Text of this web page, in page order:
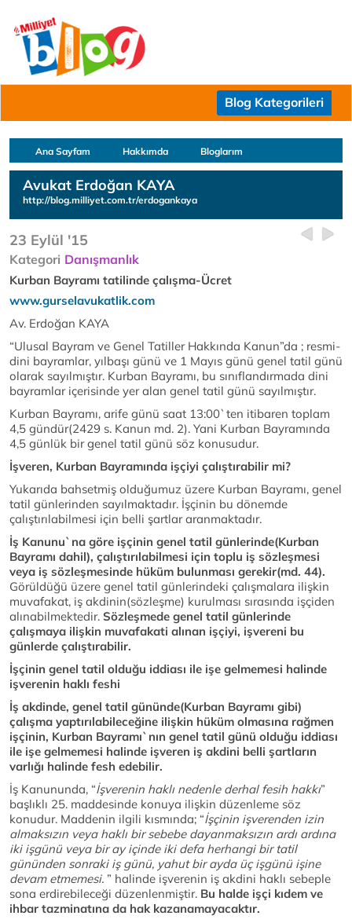
Blog Kategorileri
Ana Sayfam Hakkımda Bloglarım
Avukat Erdoğan KAYA
http://blog.milliyet.com.tr/erdogankaya
23 Eylül '15
Kategori Danışmanlık
Kurban Bayramı tatilinde çalışma-Ücret
www.gurselavukatlik.com
Av. Erdoğan KAYA
“Ulusal Bayram ve Genel Tatiller Hakkında Kanun”da ; resmi-
dini bayramlar, yılbaşı günü ve 1 Mayıs günü genel tatil günü
olarak sayılmıştır. Kurban Bayramı, bu sınıflandırmada dini
bayramlar içerisinde yer alan genel tatil günü sayılmıştır.
Kurban Bayramı, arife günü saat 13:00`ten itibaren toplam
4,5 gündür(2429 s. Kanun md. 2). Yani Kurban Bayramında
4,5 günlük bir genel tatil günü söz konusudur.
İşveren, Kurban Bayramında işçiyi çalıştırabilir mi?
Yukarıda bahsetmiş olduğumuz üzere Kurban Bayramı, genel
tatil günlerinden sayılmaktadır. İşçinin bu dönemde
çalıştırılabilmesi için belli şartlar aranmaktadır.
İş Kanunu`na göre işçinin genel tatil günlerinde(Kurban
Bayramı dahil), çalıştırılabilmesi için toplu iş sözleşmesi
veya iş sözleşmesinde hüküm bulunması gerekir(md. 44).
Görüldüğü üzere genel tatil günlerindeki çalışmalara ilişkin
muvafakat, iş akdinin(sözleşme) kurulması sırasında işçiden
alınabilmektedir. Sözleşmede genel tatil günlerinde
çalışmaya ilişkin muvafakati alınan işçiyi, işvereni bu
günlerde çalıştırabilir.
İşçinin genel tatil olduğu iddiası ile işe gelmemesi halinde
işverenin haklı feshi
İş akdinde, genel tatil gününde(Kurban Bayramı gibi)
çalışma yaptırılabileceğine ilişkin hüküm olmasına rağmen
işçinin, Kurban Bayramı`nın genel tatil günü olduğu iddiası
ile işe gelmemesi halinde işveren iş akdini belli şartların
varlığı halinde fesh edebilir.
İş Kanununda, “İşverenin haklı nedenle derhal fesih hakkı”
başlıklı 25. maddesinde konuya ilişkin düzenleme söz
konudur. Maddenin ilgili kısmında; “İşçinin işverenden izin
almaksızın veya haklı bir sebebe dayanmaksızın ardı ardına
iki işgünü veya bir ay içinde iki defa herhangi bir tatil
gününden sonraki iş günü, yahut bir ayda üç işgünü işine
devam etmemesi. ” halinde işverenin iş akdini haklı sebeple
sona erdirebileceği düzenlenmiştir. Bu halde işçi kıdem ve
ihbar tazminatına da hak kazanamayacaktır.